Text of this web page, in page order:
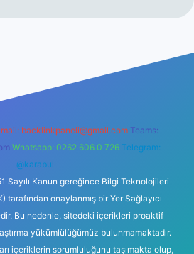
backlinkpaneli@gmail.com Teams:
Whatsapp: 0262 606 0 726 Telegram:
@karabul
Sayılı Kanun gereğince Bilgi Teknolojileri
tarafından onaylanmış bir Yer Sağlayıcı
Bu nedenle, sitedeki içerikleri proaktif
yükümlülüğümüz bulunmamaktadır.
içeriklerin sorumluluğunu taşımakta olup,